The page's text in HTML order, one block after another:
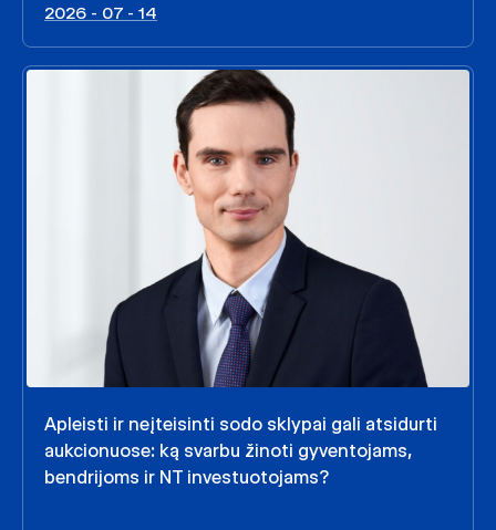
2026 - 07 - 14
Apleisti ir neįteisinti sodo sklypai gali atsidurti
aukcionuose: ką svarbu žinoti gyventojams,
bendrijoms ir NT investuotojams?